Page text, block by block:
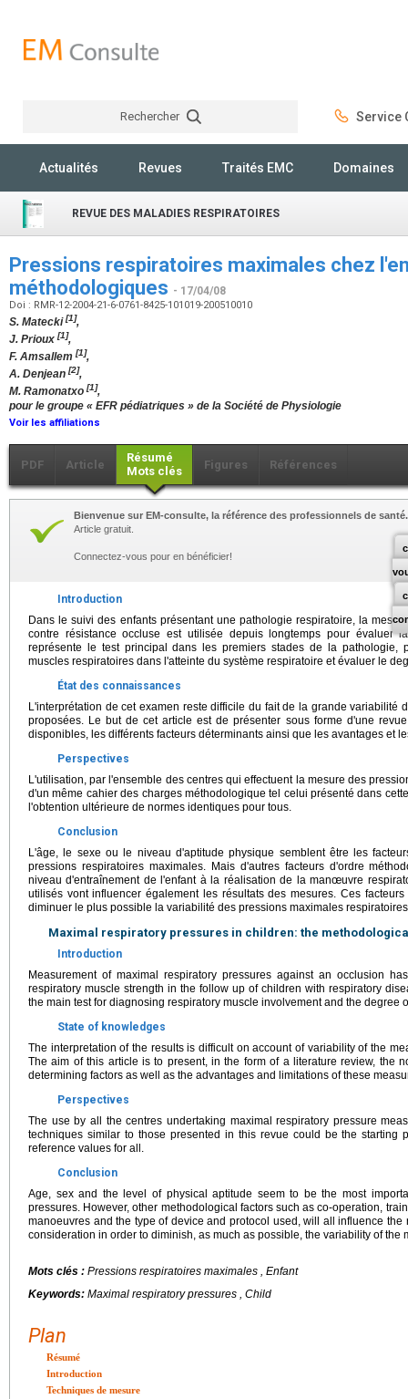
Rechercher Service
Actualités Revues Traités EMC Domaines
REVUE DES MALADIES RESPIRATOIRES
Pressions respiratoires maximales chez
méthodologiques - 17/04/08
Doi : RMR-12-2004-21-6-0761-8425-101019-200510010
S. Matecki[1],
J. Prioux [1],
F. Amsallem [1],
A. Denjean [2],
M. Ramonatxo [1],
pour le groupe « EFR pédiatriques » de la Société de Physiologie
Voir les affiliations
PDF Article
Résumé
Mots clés
Figures Références
Bienvenue sur EM-consulte, la référence des professionnels de santé.
Article gratuit.
Connectez-vous pour en bénéficier!
Introduction
Dans le suivi des enfants présentant une pathologie respiratoire, la
contre résistance occluse est utilisée depuis longtemps pour évaluer
représente le test principal dans les premiers stades de la pathologie,
muscles respiratoires dans l'atteinte du système respiratoire et évaluer le
État des connaissances
L'interprétation de cet examen reste difficile du fait de la grande variabilité
proposées. Le but de cet article est de présenter sous forme d'une
disponibles, les différents facteurs déterminants ainsi que les avantages et
Perspectives
L'utilisation, par l'ensemble des centres qui effectuent la mesure des
d'un même cahier des charges méthodologique tel celui présenté dans
l'obtention ultérieure de normes identiques pour tous.
Conclusion
L'âge, le sexe ou le niveau d'aptitude physique semblent être les
pressions respiratoires maximales. Mais d'autres facteurs d'ordre
niveau d'entraînement de l'enfant à la réalisation de la manœuvre
utilisés vont influencer également les résultats des mesures. Ces
diminuer le plus possible la variabilité des pressions maximales
Maximal respiratory pressures in children: the
Introduction
Measurement of maximal respiratory pressures against an occlusion
respiratory muscle strength in the follow up of children with respiratory
the main test for diagnosing respiratory muscle involvement and the degree
State of knowledges
The interpretation of the results is difficult on account of variability of the
The aim of this article is to present, in the form of a literature review, the
determining factors as well as the advantages and limitations of these
Perspectives
The use by all the centres undertaking maximal respiratory pressure
techniques similar to those presented in this revue could be the starting
reference values for all.
Conclusion
Age, sex and the level of physical aptitude seem to be the most
pressures. However, other methodological factors such as co-operation,
manoeuvres and the type of device and protocol used, will all influence the
consideration in order to diminish, as much as possible, the variability of the
Mots clés : Pressions respiratoires maximales , Enfant
Keywords: Maximal respiratory pressures , Child
Plan
Résumé
Introduction
Techniques de mesure